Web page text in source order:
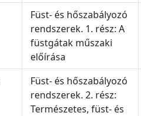
Füst- és hőszabályozó
rendszerek. 1. rész: A
füstgátak műszaki
előírása
Füst- és hőszabályozó
rendszerek. 2. rész:
Természetes, füst- és